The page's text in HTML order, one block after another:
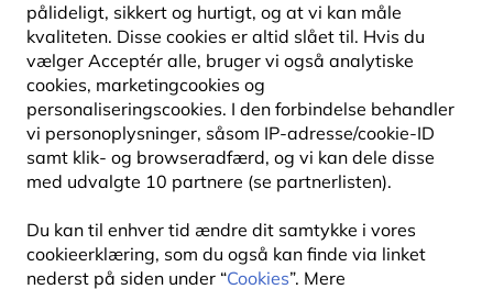
pålideligt, sikkert og hurtigt, og at vi kan måle
kvaliteten. Disse cookies er altid slået til. Hvis du
vælger Acceptér alle, bruger vi også analytiske
cookies, marketingcookies og
personaliseringscookies. I den forbindelse behandler
vi personoplysninger, såsom IP-adresse/cookie-ID
samt klik- og browseradfærd, og vi kan dele disse
med udvalgte 10 partnere (se partnerlisten).
Du kan til enhver tid ændre dit samtykke i vores
cookieerklæring, som du også kan finde via linket
nederst på siden under “Cookies”. Mere
10% RABAT